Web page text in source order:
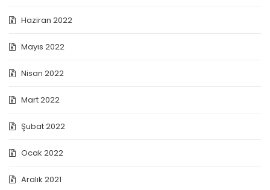
Haziran 2022
Mayıs 2022
Nisan 2022
Mart 2022
Şubat 2022
Ocak 2022
Aralık 2021